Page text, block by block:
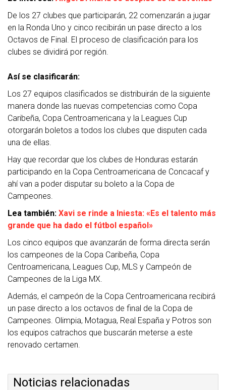
De los 27 clubes que participarán, 22 comenzarán a jugar
en la Ronda Uno y cinco recibirán un pase directo a los
Octavos de Final. El proceso de clasificación para los
clubes se dividirá por región.
Así se clasificarán:
Los 27 equipos clasificados se distribuirán de la siguiente
manera donde las nuevas competencias como Copa
Caribeña, Copa Centroamericana y la Leagues Cup
otorgarán boletos a todos los clubes que disputen cada
una de ellas.
Hay que recordar que los clubes de Honduras estarán
participando en la Copa Centroamericana de Concacaf y
ahí van a poder disputar su boleto a la Copa de
Campeones.
Lea también: Xavi se rinde a Iniesta: «Es el talento más
grande que ha dado el fútbol español»
Los cinco equipos que avanzarán de forma directa serán
los campeones de la Copa Caribeña, Copa
Centroamericana, Leagues Cup, MLS y Campeón de
Campeones de la Liga MX.
Además, el campeón de la Copa Centroamericana recibirá
un pase directo a los octavos de final de la Copa de
Campeones. Olimpia, Motagua, Real España y Potros son
los equipos catrachos que buscarán meterse a este
renovado certamen.
Noticias relacionadas